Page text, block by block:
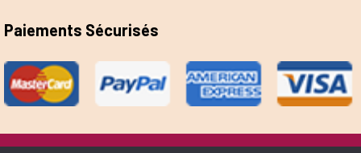
Paiements Sécurisés